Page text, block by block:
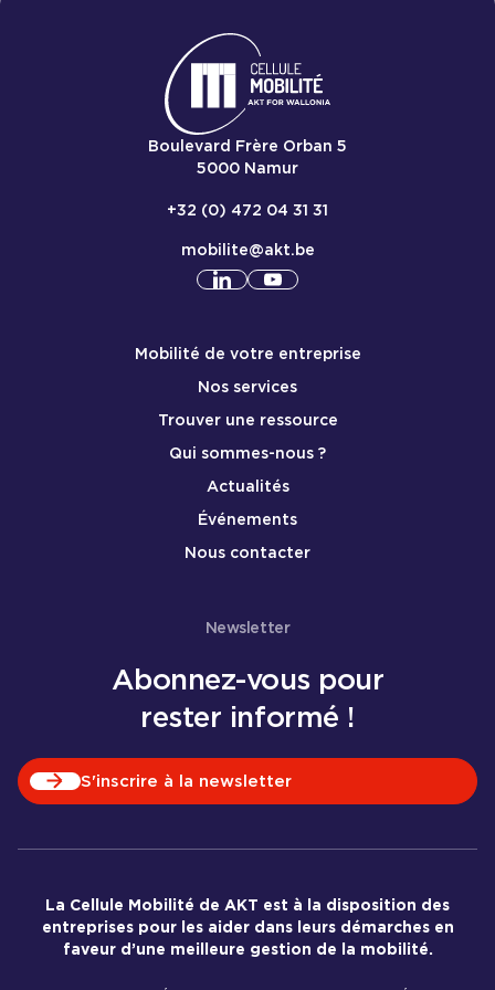
Boulevard Frère Orban 5
5000 Namur
+32 (0) 472 04 31 31
mobilite@akt.be
Consulter notre profil
Consulter notre profil
Menu de pied de page mobileMobilité de votre entreprise
Nos services
Trouver une ressource
Qui sommes-nous ?
Actualités
Événements
Nous contacter
Newsletter
Abonnez-vous pour
rester informé !
S'inscrire à la newsletter
La Cellule Mobilité de AKT est à la disposition des
entreprises pour les aider dans leurs démarches en
faveur d’une meilleure gestion de la mobilité.